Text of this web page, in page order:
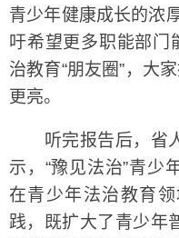
青少年健康成长的浓
吁希望更多职能部门
治教育“朋友圈”，大
更亮。
听完报告后，省人
示，“豫见法治”青少
在青少年法治教育
践，既扩大了青少年